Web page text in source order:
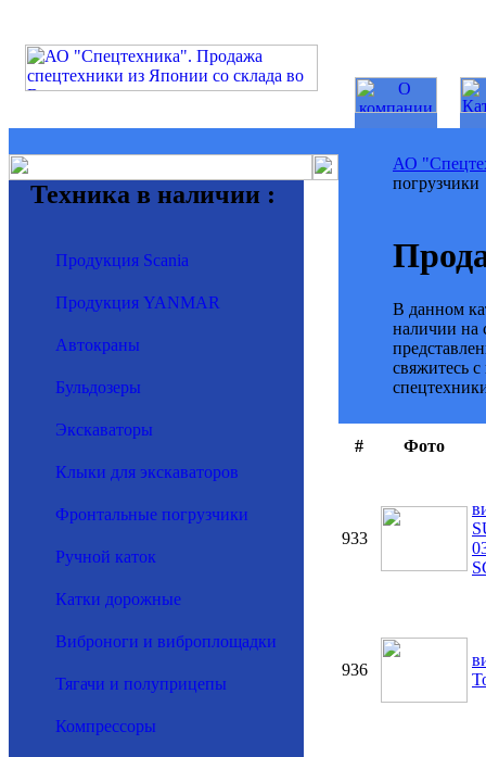
Техника в наличии :
Продукция Scania
Продукция YANMAR
Автокраны
Бульдозеры
Экскаваторы
Клыки для экскаваторов
Фронтальные погрузчики
Ручной каток
Катки дорожные
Виброноги и виброплощадки
Тягачи и полуприцепы
Компрессоры
АО
погрузчики
В данном
наличии на
свяжитесь
# Фото
933
936